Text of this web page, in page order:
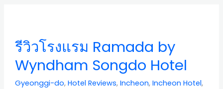
รีวิวโรงแรม Ramada by
Wyndham Songdo Hotel
Gyeonggi-do, Hotel Reviews, Incheon, Incheon Hotel,
by
Songdo
Hotel